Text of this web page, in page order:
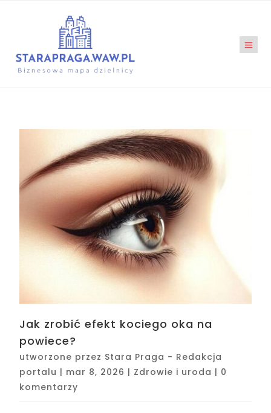
Jak zrobić efekt kociego oka na
powiece?
utworzone przez Stara Praga - Redakcja
portalu | mar 8, 2026 | Zdrowie i uroda | 0
komentarzy